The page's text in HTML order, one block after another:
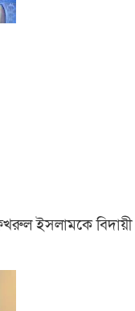
ইসলামকে বিদায়ী